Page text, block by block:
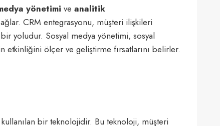
yönetimi ve analitik
CRM entegrasyonu, müşteri ilişkileri
yoludur. Sosyal medya yönetimi, sosyal
etkinliğini ölçer ve geliştirme fırsatlarını belirler.
bir teknolojidir. Bu teknoloji, müşteri